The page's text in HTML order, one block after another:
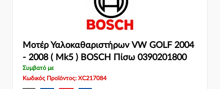
Μοτέρ Υαλοκαθαριστήρων VW GOLF 2004
- 2008 ( Mk5 ) BOSCH Πίσω 0390201800
Συμβατό με
Κωδικός Προϊόντος: XC217084